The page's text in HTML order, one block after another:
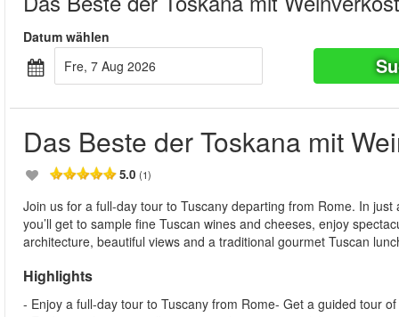
Datum wählen
Fre, 7 Aug 2026
Das Beste der Toskana mit
5.0 (1)
Join us for a full-day tour to Tuscany departing from Rome. In just
you’ll get to sample fine Tuscan wines and cheeses, enjoy
architecture, beautiful views and a traditional gourmet Tuscan
Highlights
- Enjoy a full-day tour to Tuscany from Rome- Get a guided tour